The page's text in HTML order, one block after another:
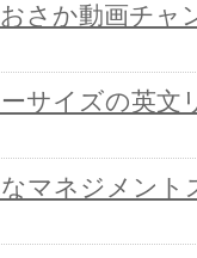
おさか動画チ
サイズの英文
マネジメント